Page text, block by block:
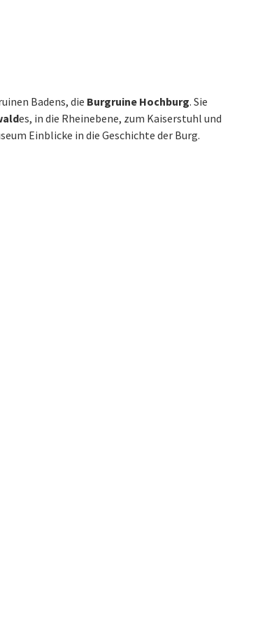
Badens, die Burgruine Hochburg. Sie
es, in die Rheinebene, zum Kaiserstuhl und
Einblicke in die Geschichte der Burg.